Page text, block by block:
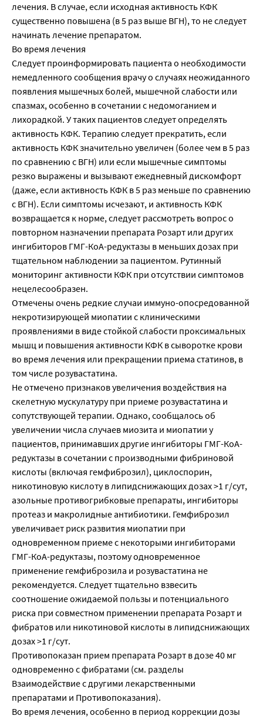
лечения. В случае, если исходная активность КФК
существенно повышена (в 5 раз выше ВГН), то не следует
начинать лечение препаратом.
Во время лечения
Следует проинформировать пациента о необходимости
немедленного сообщения врачу о случаях неожиданного
появления мышечных болей, мышечной слабости или
спазмах, особенно в сочетании с недомоганием и
лихорадкой. У таких пациентов следует определять
активность КФК. Терапию следует прекратить, если
активность КФК значительно увеличен (более чем в 5 раз
по сравнению с ВГН) или если мышечные симптомы
резко выражены и вызывают ежедневный дискомфорт
(даже, если активность КФК в 5 раз меньше по сравнению
с ВГН). Если симптомы исчезают, и активность КФК
возвращается к норме, следует рассмотреть вопрос о
повторном назначении препарата Розарт или других
ингибиторов ГМГ-КоА-редуктазы в меньших дозах при
тщательном наблюдении за пациентом. Рутинный
мониторинг активности КФК при отсутствии симптомов
нецелесообразен.
Отмечены очень редкие случаи иммуно-опосредованной
некротизирующей миопатии с клиническими
проявлениями в виде стойкой слабости проксимальных
мышц и повышения активности КФК в сыворотке крови
во время лечения или прекращении приема статинов, в
том числе розувастатина.
Не отмечено признаков увеличения воздействия на
скелетную мускулатуру при приеме розувастатина и
сопутствующей терапии. Однако, сообщалось об
увеличении числа случаев миозита и миопатии у
пациентов, принимавших другие ингибиторы ГМГ-КоА-
редуктазы в сочетании с производными фибриновой
кислоты (включая гемфиброзил), циклоспорин,
никотиновую кислоту в липидснижающих дозах >1 г/сут,
азольные противогрибковые препараты, ингибиторы
протеаз и макролидные антибиотики. Гемфиброзил
увеличивает риск развития миопатии при
одновременном приеме с некоторыми ингибиторами
ГМГ-КоА-редуктазы, поэтому одновременное
применение гемфиброзила и розувастатина не
рекомендуется. Следует тщательно взвесить
соотношение ожидаемой пользы и потенциального
риска при совместном применении препарата Розарт и
фибратов или никотиновой кислоты в липидснижающих
дозах >1 г/сут.
Противопоказан прием препарата Розарт в дозе 40 мг
одновременно с фибратами (см. разделы
Взаимодействие с другими лекарственными
препаратами и Противопоказания).
Во время лечения, особенно в период коррекции дозы